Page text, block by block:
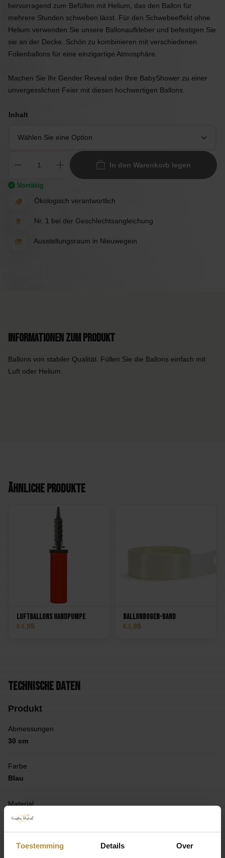
Toestemming Details Over
hervorragend zum Befüllen mit Helium, das den Ballon für
mehrere Stunden schweben lässt. Für den Schwebeeffekt ohne
Helium verwenden Sie unsere Ballonaufkleber und befestigen Sie
sie an der Decke. Schön zu kombinieren mit verschiedenen
Folienballons für eine einzigartige Atmosphäre.
Machen Sie Ihr Gender Reveal oder Ihre BabyShower zu einer
unvergesslichen Feier mit diesen hochwertigen Ballons.
Inhalt
In den Warenkorb legen
Vorrätig
Ökologisch verantwortlich
Nr. 1 bei der Geschlechtsangleichung
Ausstellungsraum in Nieuwegein
Informationen zum Produkt
Ballons von stabiler Qualität. Füllen Sie die Ballons einfach mit
Luft oder Helium.
Ähnliche Produkte
Luftballons Handpumpe
4,95
Ballonbogen-Band
3,95
Technische Daten
Produkt
Abmessungen
30 cm
Farbe
Blau
Material
Latex
Marke